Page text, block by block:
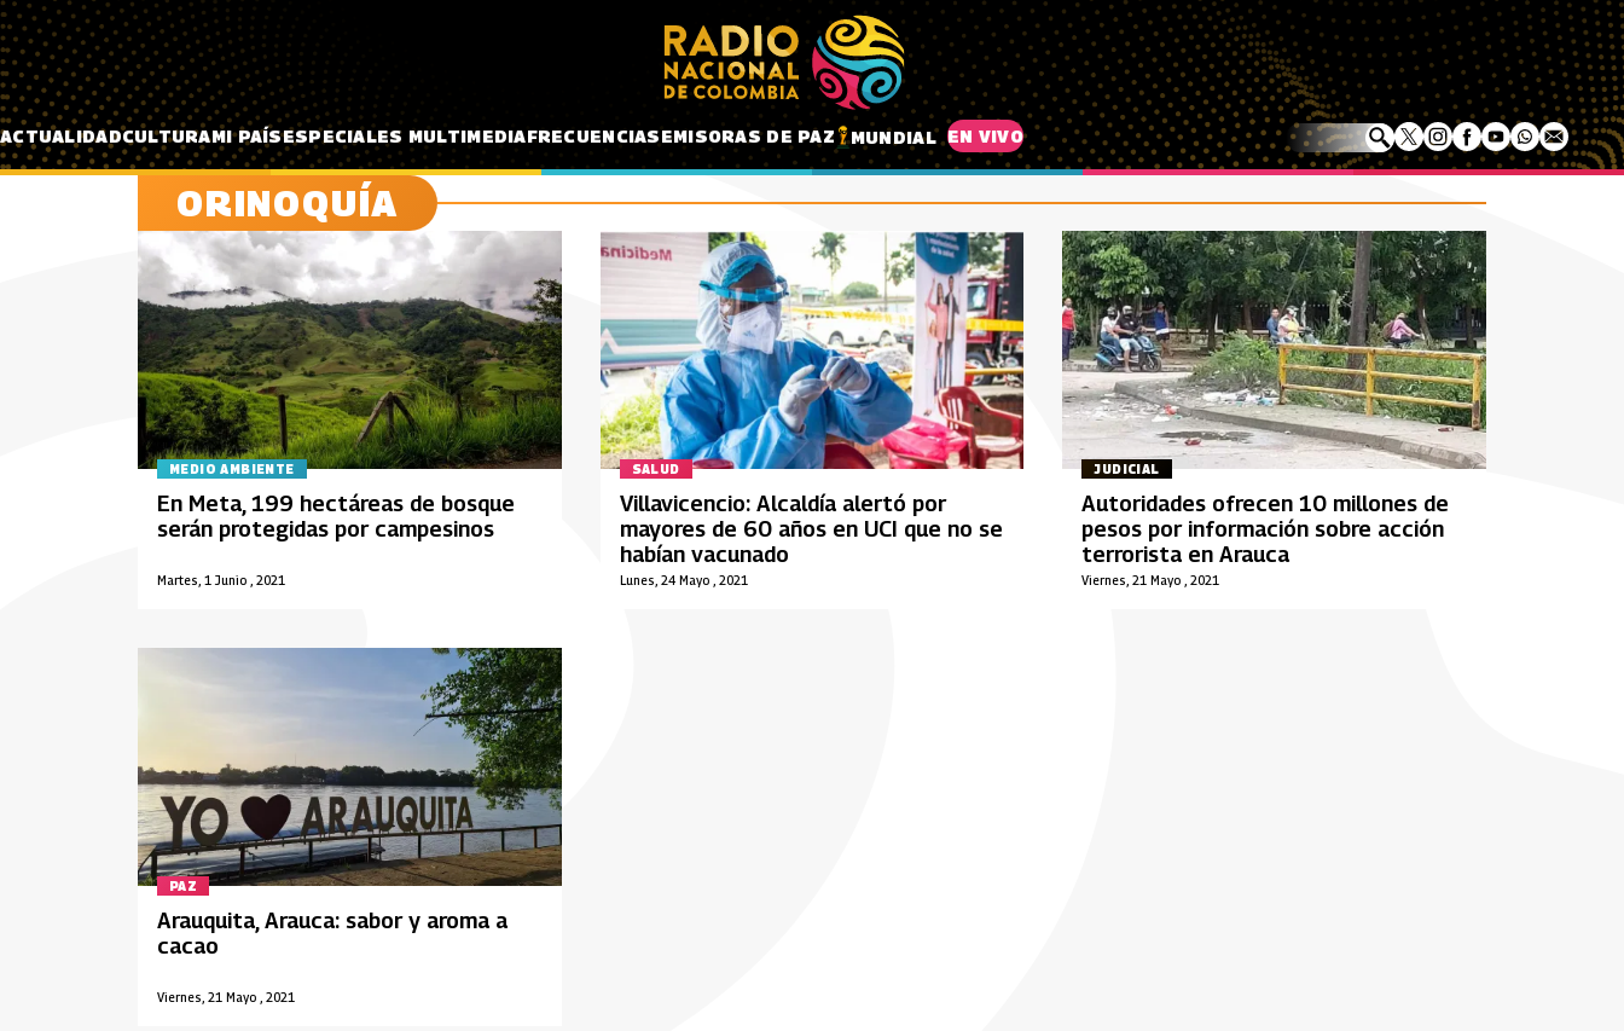
Pasar al contenido principal
ACTUALIDADCULTURAMI PAÍSESPECIALES MULTIMEDIAFRECUENCIASEMISORAS DE PAZ MUNDIAL EN VIVO
ORINOQUÍA
MEDIO AMBIENTE
Martes, 1 Junio , 2021
En Meta, 199 hectáreas de bosque
serán protegidas por campesinos
SALUD
Lunes, 24 Mayo , 2021
Villavicencio: Alcaldía alertó por
mayores de 60 años en UCI que no se
habían vacunado
JUDICIAL
Viernes, 21 Mayo , 2021
Autoridades ofrecen 10 millones de
pesos por información sobre acción
terrorista en Arauca
PAZ
Viernes, 21 Mayo , 2021
Arauquita, Arauca: sabor y aroma a
cacao